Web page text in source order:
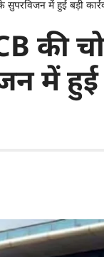
सुपरविजन में हुई बड़ी
की
में हुई